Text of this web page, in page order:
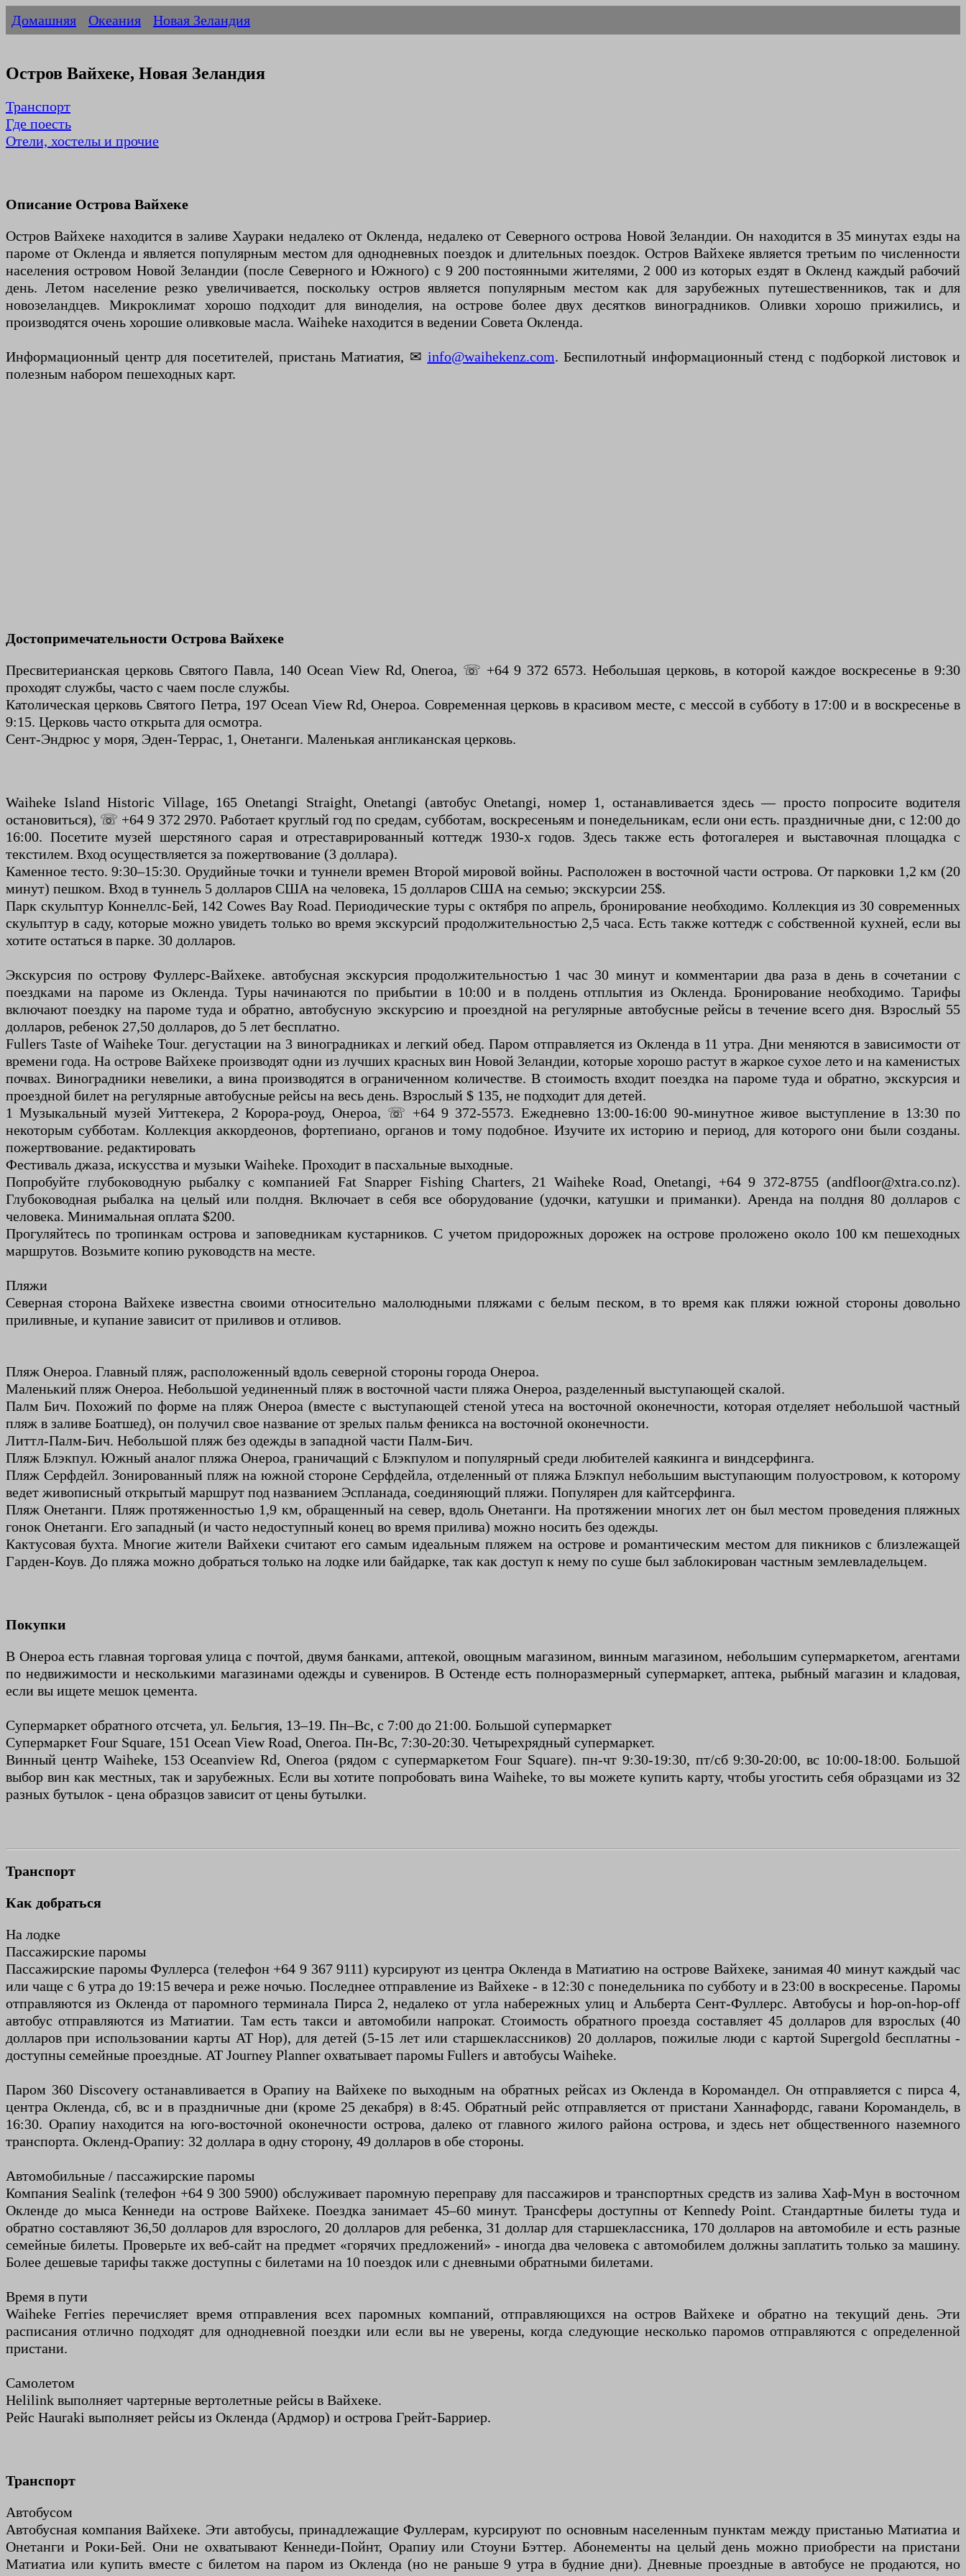
Домашняя Океания Новая Зеландия
Остров Вайхеке, Новая Зеландия
Транспорт
Где поесть
Отели, хостелы и прочие
Описание Острова Вайхеке
Остров Вайхеке находится в заливе Хаураки недалеко от Окленда, недалеко от Северного острова Новой Зеландии. Он находится в 35 минутах езды на
пароме от Окленда и является популярным местом для однодневных поездок и длительных поездок. Остров Вайхеке является третьим по численности
населения островом Новой Зеландии (после Северного и Южного) с 9 200 постоянными жителями, 2 000 из которых ездят в Окленд каждый рабочий
день. Летом население резко увеличивается, поскольку остров является популярным местом как для зарубежных путешественников, так и для
новозеландцев. Микроклимат хорошо подходит для виноделия, на острове более двух десятков виноградников. Оливки хорошо прижились, и
производятся очень хорошие оливковые масла. Waiheke находится в ведении Совета Окленда.
Информационный центр для посетителей, пристань Матиатия, ✉ info@waihekenz.com. Беспилотный информационный стенд с подборкой листовок и
полезным набором пешеходных карт.
Достопримечательности Острова Вайхеке
Пресвитерианская церковь Святого Павла, 140 Ocean View Rd, Oneroa, ☏ +64 9 372 6573. Небольшая церковь, в которой каждое воскресенье в 9:30
проходят службы, часто с чаем после службы.
Католическая церковь Святого Петра, 197 Ocean View Rd, Онероа. Современная церковь в красивом месте, с мессой в субботу в 17:00 и в воскресенье в
9:15. Церковь часто открыта для осмотра.
Сент-Эндрюс у моря, Эден-Террас, 1, Онетанги. Маленькая англиканская церковь.
Waiheke Island Historic Village, 165 Onetangi Straight, Onetangi (автобус Onetangi, номер 1, останавливается здесь — просто попросите водителя
остановиться), ☏ +64 9 372 2970. Работает круглый год по средам, субботам, воскресеньям и понедельникам, если они есть. праздничные дни, с 12:00 до
16:00. Посетите музей шерстяного сарая и отреставрированный коттедж 1930-х годов. Здесь также есть фотогалерея и выставочная площадка с
текстилем. Вход осуществляется за пожертвование (3 доллара).
Каменное тесто. 9:30–15:30. Орудийные точки и туннели времен Второй мировой войны. Расположен в восточной части острова. От парковки 1,2 км (20
минут) пешком. Вход в туннель 5 долларов США на человека, 15 долларов США на семью; экскурсии 25$.
Парк скульптур Коннеллс-Бей, 142 Cowes Bay Road. Периодические туры с октября по апрель, бронирование необходимо. Коллекция из 30 современных
скульптур в саду, которые можно увидеть только во время экскурсий продолжительностью 2,5 часа. Есть также коттедж с собственной кухней, если вы
хотите остаться в парке. 30 долларов.
Экскурсия по острову Фуллерс-Вайхеке. автобусная экскурсия продолжительностью 1 час 30 минут и комментарии два раза в день в сочетании с
поездками на пароме из Окленда. Туры начинаются по прибытии в 10:00 и в полдень отплытия из Окленда. Бронирование необходимо. Тарифы
включают поездку на пароме туда и обратно, автобусную экскурсию и проездной на регулярные автобусные рейсы в течение всего дня. Взрослый 55
долларов, ребенок 27,50 долларов, до 5 лет бесплатно.
Fullers Taste of Waiheke Tour. дегустации на 3 виноградниках и легкий обед. Паром отправляется из Окленда в 11 утра. Дни меняются в зависимости от
времени года. На острове Вайхеке производят одни из лучших красных вин Новой Зеландии, которые хорошо растут в жаркое сухое лето и на каменистых
почвах. Виноградники невелики, а вина производятся в ограниченном количестве. В стоимость входит поездка на пароме туда и обратно, экскурсия и
проездной билет на регулярные автобусные рейсы на весь день. Взрослый $ 135, не подходит для детей.
1 Музыкальный музей Уиттекера, 2 Корора-роуд, Онероа, ☏ +64 9 372-5573. Ежедневно 13:00-16:00 90-минутное живое выступление в 13:30 по
некоторым субботам. Коллекция аккордеонов, фортепиано, органов и тому подобное. Изучите их историю и период, для которого они были созданы.
пожертвование. редактировать
Фестиваль джаза, искусства и музыки Waiheke. Проходит в пасхальные выходные.
Попробуйте глубоководную рыбалку с компанией Fat Snapper Fishing Charters, 21 Waiheke Road, Onetangi, +64 9 372-8755 (andfloor@xtra.co.nz).
Глубоководная рыбалка на целый или полдня. Включает в себя все оборудование (удочки, катушки и приманки). Аренда на полдня 80 долларов с
человека. Минимальная оплата $200.
Прогуляйтесь по тропинкам острова и заповедникам кустарников. С учетом придорожных дорожек на острове проложено около 100 км пешеходных
маршрутов. Возьмите копию руководств на месте.
Пляжи
Северная сторона Вайхеке известна своими относительно малолюдными пляжами с белым песком, в то время как пляжи южной стороны довольно
приливные, и купание зависит от приливов и отливов.
Пляж Онероа. Главный пляж, расположенный вдоль северной стороны города Онероа.
Маленький пляж Онероа. Небольшой уединенный пляж в восточной части пляжа Онероа, разделенный выступающей скалой.
Палм Бич. Похожий по форме на пляж Онероа (вместе с выступающей стеной утеса на восточной оконечности, которая отделяет небольшой частный
пляж в заливе Боатшед), он получил свое название от зрелых пальм феникса на восточной оконечности.
Литтл-Палм-Бич. Небольшой пляж без одежды в западной части Палм-Бич.
Пляж Блэкпул. Южный аналог пляжа Онероа, граничащий с Блэкпулом и популярный среди любителей каякинга и виндсерфинга.
Пляж Серфдейл. Зонированный пляж на южной стороне Серфдейла, отделенный от пляжа Блэкпул небольшим выступающим полуостровом, к которому
ведет живописный открытый маршрут под названием Эспланада, соединяющий пляжи. Популярен для кайтсерфинга.
Пляж Онетанги. Пляж протяженностью 1,9 км, обращенный на север, вдоль Онетанги. На протяжении многих лет он был местом проведения пляжных
гонок Онетанги. Его западный (и часто недоступный конец во время прилива) можно носить без одежды.
Кактусовая бухта. Многие жители Вайхеки считают его самым идеальным пляжем на острове и романтическим местом для пикников с близлежащей
Гарден-Коув. До пляжа можно добраться только на лодке или байдарке, так как доступ к нему по суше был заблокирован частным землевладельцем.
Покупки
В Онероа есть главная торговая улица с почтой, двумя банками, аптекой, овощным магазином, винным магазином, небольшим супермаркетом, агентами
по недвижимости и несколькими магазинами одежды и сувениров. В Остенде есть полноразмерный супермаркет, аптека, рыбный магазин и кладовая,
если вы ищете мешок цемента.
Супермаркет обратного отсчета, ул. Бельгия, 13–19. Пн–Вс, с 7:00 до 21:00. Большой супермаркет
Супермаркет Four Square, 151 Ocean View Road, Oneroa. Пн-Вс, 7:30-20:30. Четырехрядный супермаркет.
Винный центр Waiheke, 153 Oceanview Rd, Oneroa (рядом с супермаркетом Four Square). пн-чт 9:30-19:30, пт/сб 9:30-20:00, вс 10:00-18:00. Большой
выбор вин как местных, так и зарубежных. Если вы хотите попробовать вина Waiheke, то вы можете купить карту, чтобы угостить себя образцами из 32
разных бутылок - цена образцов зависит от цены бутылки.
Транспорт
Как добраться
На лодке
Пассажирские паромы
Пассажирские паромы Фуллерса (телефон +64 9 367 9111) курсируют из центра Окленда в Матиатию на острове Вайхеке, занимая 40 минут каждый час
или чаще с 6 утра до 19:15 вечера и реже ночью. Последнее отправление из Вайхеке - в 12:30 с понедельника по субботу и в 23:00 в воскресенье. Паромы
отправляются из Окленда от паромного терминала Пирса 2, недалеко от угла набережных улиц и Альберта Сент-Фуллерс. Автобусы и hop-on-hop-off
автобус отправляются из Матиатии. Там есть такси и автомобили напрокат. Стоимость обратного проезда составляет 45 долларов для взрослых (40
долларов при использовании карты AT Hop), для детей (5-15 лет или старшеклассников) 20 долларов, пожилые люди с картой Supergold бесплатны -
доступны семейные проездные. AT Journey Planner охватывает паромы Fullers и автобусы Waiheke.
Паром 360 Discovery останавливается в Орапиу на Вайхеке по выходным на обратных рейсах из Окленда в Коромандел. Он отправляется с пирса 4,
центра Окленда, сб, вс и в праздничные дни (кроме 25 декабря) в 8:45. Обратный рейс отправляется от пристани Ханнафордс, гавани Коромандель, в
16:30. Орапиу находится на юго-восточной оконечности острова, далеко от главного жилого района острова, и здесь нет общественного наземного
транспорта. Окленд-Орапиу: 32 доллара в одну сторону, 49 долларов в обе стороны.
Автомобильные / пассажирские паромы
Компания Sealink (телефон +64 9 300 5900) обслуживает паромную переправу для пассажиров и транспортных средств из залива Хаф-Мун в восточном
Окленде до мыса Кеннеди на острове Вайхеке. Поездка занимает 45–60 минут. Трансферы доступны от Kennedy Point. Стандартные билеты туда и
обратно составляют 36,50 долларов для взрослого, 20 долларов для ребенка, 31 доллар для старшеклассника, 170 долларов на автомобиле и есть разные
семейные билеты. Проверьте их веб-сайт на предмет «горячих предложений» - иногда два человека с автомобилем должны заплатить только за машину.
Более дешевые тарифы также доступны с билетами на 10 поездок или с дневными обратными билетами.
Время в пути
Waiheke Ferries перечисляет время отправления всех паромных компаний, отправляющихся на остров Вайхеке и обратно на текущий день. Эти
расписания отлично подходят для однодневной поездки или если вы не уверены, когда следующие несколько паромов отправляются с определенной
пристани.
Самолетом
Helilink выполняет чартерные вертолетные рейсы в Вайхеке.
Рейс Hauraki выполняет рейсы из Окленда (Ардмор) и острова Грейт-Барриер.
Транспорт
Автобусом
Автобусная компания Вайхеке. Эти автобусы, принадлежащие Фуллерам, курсируют по основным населенным пунктам между пристанью Матиатиа и
Онетанги и Роки-Бей. Они не охватывают Кеннеди-Пойнт, Орапиу или Стоуни Бэттер. Абонементы на целый день можно приобрести на пристани
Матиатиа или купить вместе с билетом на паром из Окленда (но не раньше 9 утра в будние дни). Дневные проездные в автобусе не продаются, но